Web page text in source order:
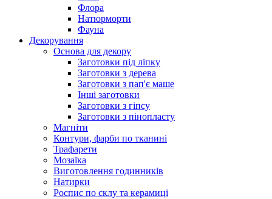
Флора
Натюрморти
Фауна
Декорування
Основа для декору
Заготовки під ліпку
Заготовки з дерева
Заготовки з пап'є маше
Інші заготовки
Заготовки з гіпсу
Заготовки з пінопласту
Магніти
Контури, фарби по тканині
Трафарети
Мозаїка
Виготовлення годинників
Натирки
Роспис по склу та керамиці